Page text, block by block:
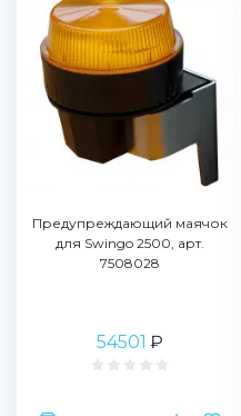
Предупреждающий маячок
для Swingo 2500, арт.
7508028
54501 ₽